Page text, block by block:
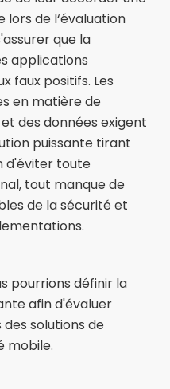
de l‘évaluation
que la
applications
faux positifs. Les
en matière de
des données exigent
puissante tirant
d'éviter toute
tout manque de
de la sécurité et
pourrions définir la
afin d'évaluer
solutions de
mobile.